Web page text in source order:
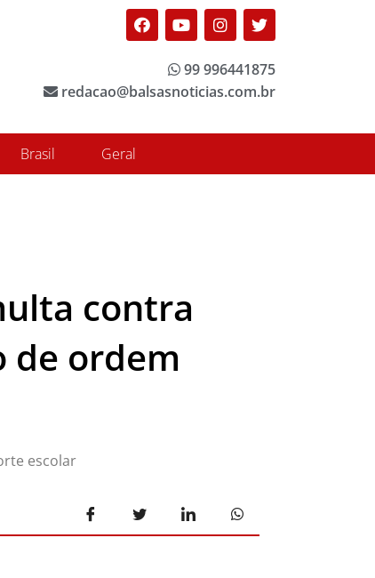
Facebook
YoutubeInstagram
Twitter
99 996441875
redacao@balsasnoticias.com.br
Brasil Geral
contra
de ordem
escolar